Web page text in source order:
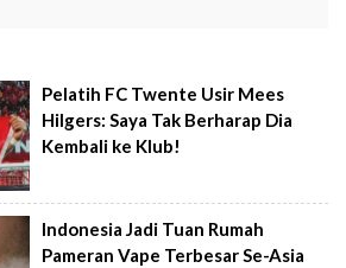
Pelatih FC Twente Usir Mees
Hilgers: Saya Tak Berharap Dia
Kembali ke Klub!
Indonesia Jadi Tuan Rumah
Pameran Vape Terbesar Se-Asia